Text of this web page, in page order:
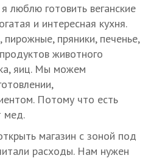
готовить веганские
и интересная кухня.
пряники, печенье,
животного
яиц. Мы можем
Потому что есть
мед.
магазин с зоной под
расходы. Нам нужен